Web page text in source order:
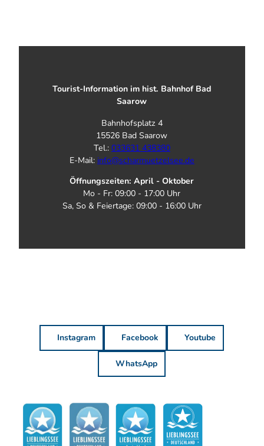
Tourist-Information im hist. Bahnhof Bad
Saarow
Bahnhofsplatz 4
15526 Bad Saarow
Tel.: 033631 438380
E-Mail: info@scharmuetzelsee.de
Öffnungszeiten: April - Oktober
Mo - Fr: 09:00 - 17:00 Uhr
Sa, So & Feiertage: 09:00 - 16:00 Uhr
Instagram Facebook Youtube
WhatsApp